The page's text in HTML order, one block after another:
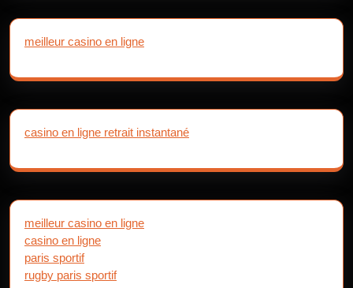
meilleur casino en ligne
casino en ligne retrait instantané
meilleur casino en ligne
casino en ligne
paris sportif
rugby paris sportif